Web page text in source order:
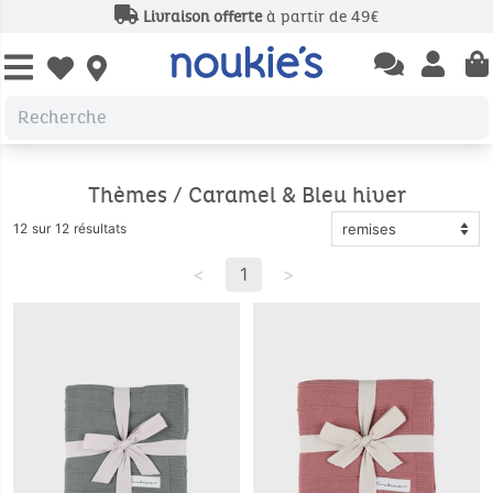
Livraison offerteà partir de 49€
Open wishlist Open
Open
Thèmes / Caramel & Bleu hiver
12 sur 12 résultats
< 1 >